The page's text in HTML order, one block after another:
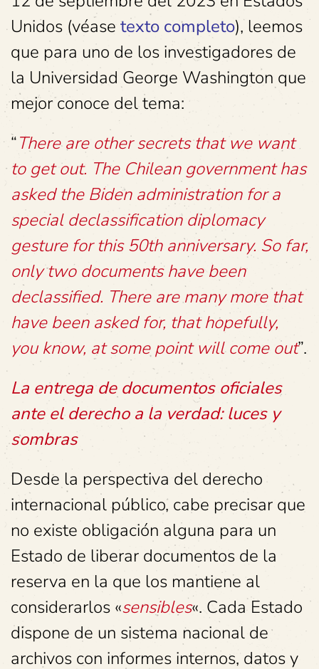
Unidos (véase texto completo), leemos
que para uno de los investigadores de
la Universidad George Washington que
mejor conoce del tema:
“There are other secrets that we want
to get out. The Chilean government has
asked the Biden administration for a
special declassification diplomacy
gesture for this 50th anniversary. So far,
only two documents have been
declassified. There are many more that
have been asked for, that hopefully,
you know, at some point will come out”.
La entrega de documentos oficiales
ante el derecho a la verdad: luces y
sombras
Desde la perspectiva del derecho
internacional público, cabe precisar que
no existe obligación alguna para un
Estado de liberar documentos de la
reserva en la que los mantiene al
considerarlos «sensibles«. Cada Estado
dispone de un sistema nacional de
archivos con informes internos, datos y